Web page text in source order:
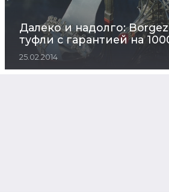
Далеко и надолго:
туфли с гарантией на
25.02.2014